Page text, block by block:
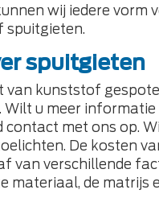
wij iedere vorm
spuitgieten.
spuitgieten
van kunststof
Wilt u meer
met ons op.
De kosten
van verschillende
materiaal, de matrijs